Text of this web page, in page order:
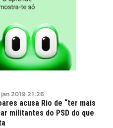
jan 2019 21:26
acusa Rio de “ter mais
militantes do PSD do que